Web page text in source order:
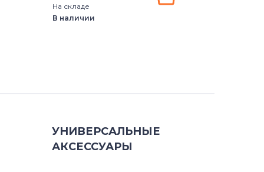
На складе
В наличии
УНИВЕРСАЛЬНЫЕ
АКСЕССУАРЫ